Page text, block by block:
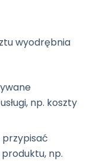
wyodrębnia
np. koszty
przypisać
np.